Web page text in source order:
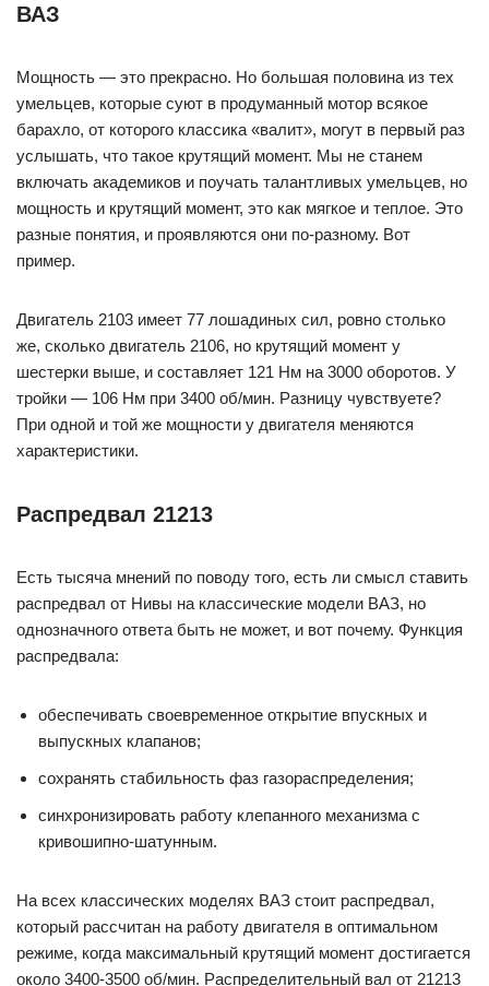
ВАЗ
Мощность — это прекрасно. Но большая половина из тех
умельцев, которые суют в продуманный мотор всякое
барахло, от которого классика «валит», могут в первый раз
услышать, что такое крутящий момент. Мы не станем
включать академиков и поучать талантливых умельцев, но
мощность и крутящий момент, это как мягкое и теплое. Это
разные понятия, и проявляются они по-разному. Вот
пример.
Двигатель 2103 имеет 77 лошадиных сил, ровно столько
же, сколько двигатель 2106, но крутящий момент у
шестерки выше, и составляет 121 Нм на 3000 оборотов. У
тройки — 106 Нм при 3400 об/мин. Разницу чувствуете?
При одной и той же мощности у двигателя меняются
характеристики.
Распредвал 21213
Есть тысяча мнений по поводу того, есть ли смысл ставить
распредвал от Нивы на классические модели ВАЗ, но
однозначного ответа быть не может, и вот почему. Функция
распредвала:
обеспечивать своевременное открытие впускных и
выпускных клапанов;
сохранять стабильность фаз газораспределения;
синхронизировать работу клепанного механизма с
кривошипно-шатунным.
На всех классических моделях ВАЗ стоит распредвал,
который рассчитан на работу двигателя в оптимальном
режиме, когда максимальный крутящий момент достигается
около 3400-3500 об/мин. Распределительный вал от 21213